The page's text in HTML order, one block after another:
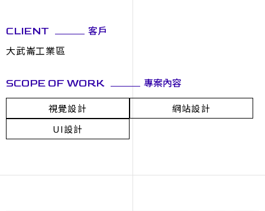
CLIENT
客戶
大武崙工業區
SCOPE OF WORK 專案內容
視覺設計
網站設計
UI設計